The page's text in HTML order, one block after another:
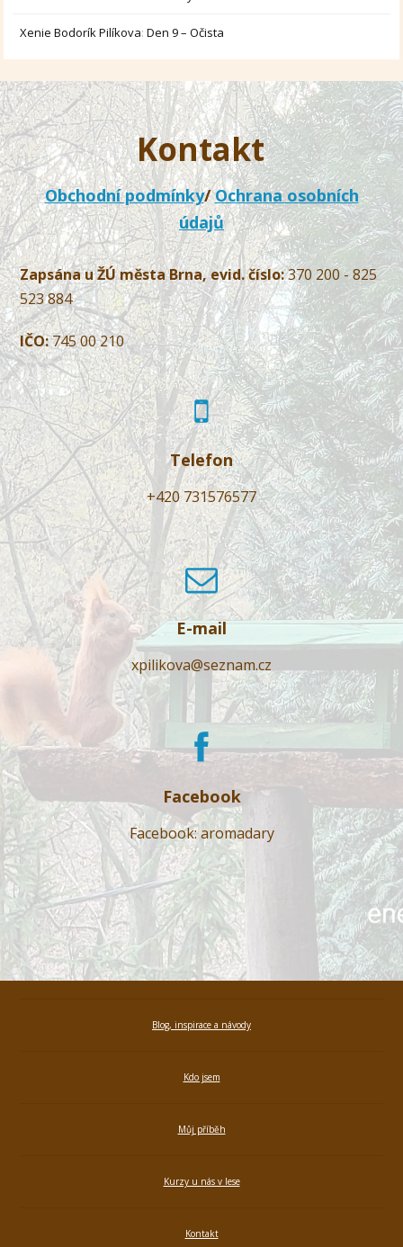
Xenie Bodorík Pilíkova:Den 9 – Očista
Kontakt
Obchodní podmínky/Ochrana osobních
údajů
Zapsána u ŽÚ města Brna, evid. číslo:370 200 - 825
523 884
IČO:745 00 210
Telefon
+420 731576577
E-mail
xpilikova@seznam.cz
Facebook
Facebook: aromadary
Blog, inspirace a návody
Kdo jsem
Můj příběh
Kurzy u nás v lese
Kontakt